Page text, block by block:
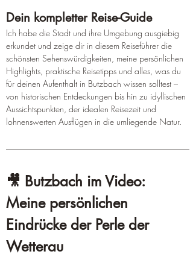
Dein kompletter Reise-Guide
Ich habe die Stadt und ihre Umgebung ausgiebig
erkundet und zeige dir in diesem Reiseführer die
schönsten Sehenswürdigkeiten, meine persönlichen
Highlights, praktische Reisetipps und alles, was du
für deinen Aufenthalt in Butzbach wissen solltest –
von historischen Entdeckungen bis hin zu idyllischen
Aussichtspunkten, der idealen Reisezeit und
lohnenswerten Ausflügen in die umliegende Natur.
🎥 Butzbach im Video:
Meine persönlichen
Eindrücke der Perle der
Wetterau